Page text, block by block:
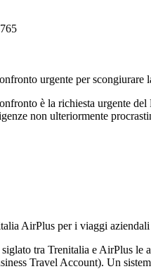
urgente per scongiurare
è la richiesta urgente del
non ulteriormente
AirPlus per i viaggi aziendali
tra Trenitalia e AirPlus le
Travel Account). Un